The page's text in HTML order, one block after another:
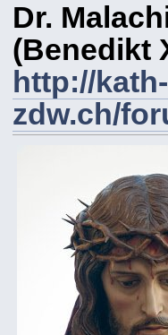
Dr.
(Benedikt
http://kath-
zdw.ch/